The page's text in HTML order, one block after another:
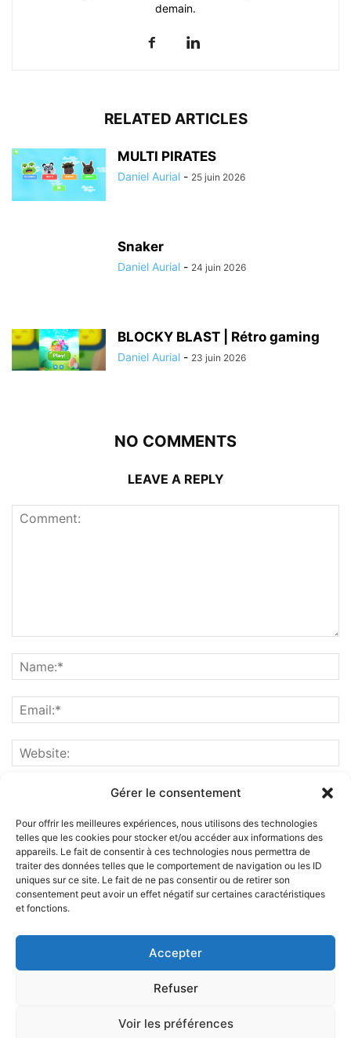
Gérer le consentement
Pour offrir les meilleures expériences, nous utilisons des technologies
telles que les cookies pour stocker et/ou accéder aux informations des
appareils. Le fait de consentir à ces technologies nous permettra de
traiter des données telles que le comportement de navigation ou les ID
uniques sur ce site. Le fait de ne pas consentir ou de retirer son
consentement peut avoir un effet négatif sur certaines caractéristiques
et fonctions.
Accepter
Refuser
Voir les préférences
demain.
RELATED ARTICLES
MULTI PIRATES
Daniel Aurial - 25 juin 2026
Snaker
Daniel Aurial - 24 juin 2026
BLOCKY BLAST | Rétro gaming
Daniel Aurial - 23 juin 2026
NO COMMENTS
LEAVE A REPLY
ABOUT US
FOLLOW US